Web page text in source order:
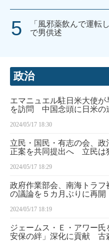
「風邪薬飲んで運
で男供述
政治
エマニュエル駐日米大使が
を訪問 中国念頭に日米の
2024/05/17 18:30
立民・国民・有志の会、政
正案を共同提出へ 立民は
2024/05/17 18:29
政府作業部会、南海トラフ
の議論を５カ月ぶりに再
2024/05/17 18:19
ジェームス・Ｅ・アワー
安保の絆」深化に貢献 古